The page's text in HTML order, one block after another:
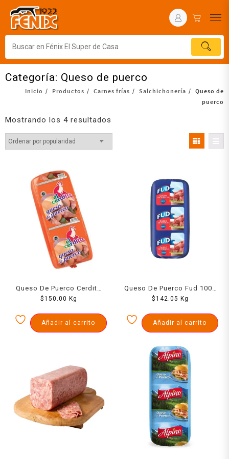
Categoría: Queso de puerco
Inicio Productos Carnes frías Salchichonería
Queso de
puerco
Mostrando los 4 resultados
Queso De Puerco Cerdito
1000 Grs
$150.00 Kg
Añadir al carrito
Queso De Puerco Fud 1000
Grs
$142.05 Kg
Añadir al carrito